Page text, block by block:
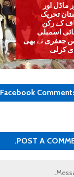
ماڈل اور
تحریک
کے رکن
اسمبلی
جعفری نے بھی
کرلی
Facebook
POST A